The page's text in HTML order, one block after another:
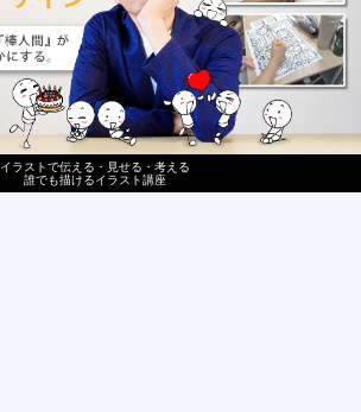
イラストで伝える・見せる・考える
誰でも描けるイラスト講座